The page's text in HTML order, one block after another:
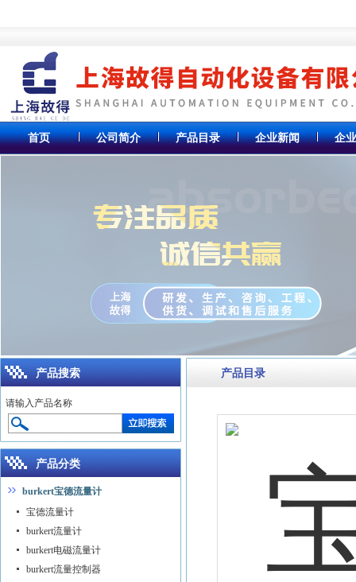
首页 公司简介 产品目录 企业新闻 企
产品目录
产品搜索
请输入产品名称
产品分类
burkert宝德流量计
宝德流量计
burkert流量计
burkert电磁流量计
burkert流量控制器